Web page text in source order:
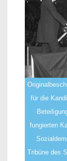
für die
fungierten
Tribüne des